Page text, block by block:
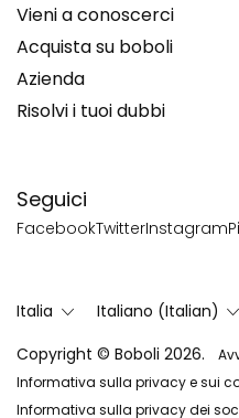
Seguici
FacebookTwitterInstagram
Vieni a conoscerci
Acquista su boboli
Azienda
Risolvi i tuoi dubbi
Italia
Italiano (Italian)
Copyright © Boboli 2026.
Informativa sulla privacy e sui
Informativa sulla privacy dei